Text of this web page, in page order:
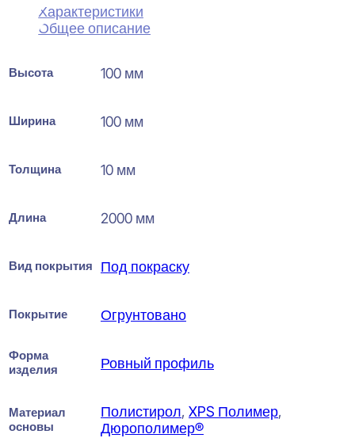
Характеристики
Общее описание
Высота 100 мм
Ширина 100 мм
Толщина 10 мм
Длина 2000 мм
Вид покрытия Под покраску
Покрытие Огрунтовано
Форма
изделия
Ровный профиль
Материал
основы
Полистирол, XPS Полимер,
Дюрополимер®